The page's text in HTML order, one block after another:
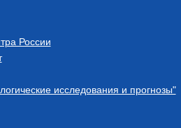
России
исследования и прогнозы"